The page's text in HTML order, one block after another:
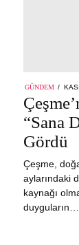
GÜNDEM
“Sana
Gördü
Çeşme,
aylarındaki
kaynağı
duyguların…